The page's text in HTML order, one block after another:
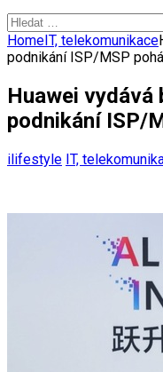
Vyhledávání
HomeIT, telekomunikace
podnikání ISP/MSP
Huawei vydává
podnikání ISP/
ilifestyle IT,